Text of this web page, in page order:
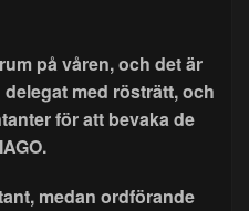
på våren, och det är
med rösträtt, och
för att bevaka de
medan ordförande